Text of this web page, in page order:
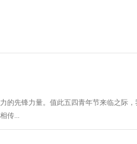
先锋力量。值此五四青年节来临之际
传...